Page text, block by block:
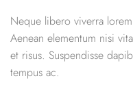
Neque libero viverra
Aenean elementum nisi
et risus. Suspendisse
tempus ac.